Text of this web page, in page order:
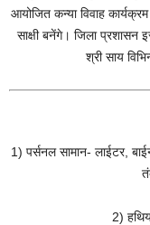
आयोजित कन्या विवाह
साक्षी बनेंगे। जिला प्रशासन
श्री साय
1) पर्सनल सामान- लाईटर,
2)